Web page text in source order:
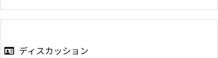
ディスカッション